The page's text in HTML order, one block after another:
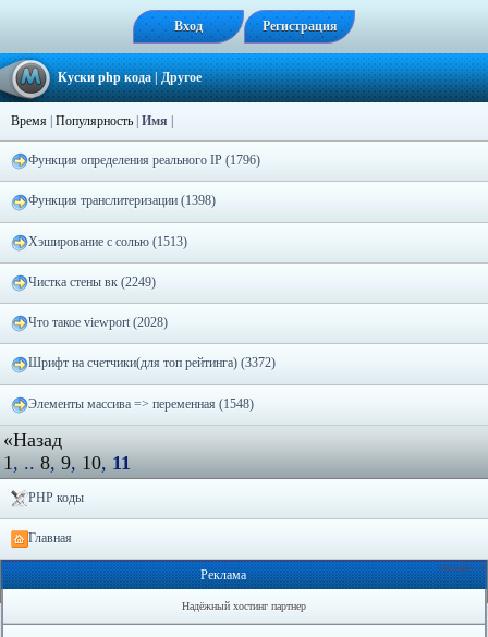
Вход Регистрация
Куски php кода| Другое
Время Популярность Имя
Функция определения реального IP (1796)
Функция транслитеризации (1398)
Хэширование с солью (1513)
Чистка стены вк (2249)
Что такое viewport (2028)
Шрифт на счетчики(для топ рейтинга) (3372)
Элементы массива => переменная (1548)
«Назад
1 , .. 8, 9, 10, 11
PHP коды
Главная
Онлайн: 3
Реклама
Надёжный хостинг партнер